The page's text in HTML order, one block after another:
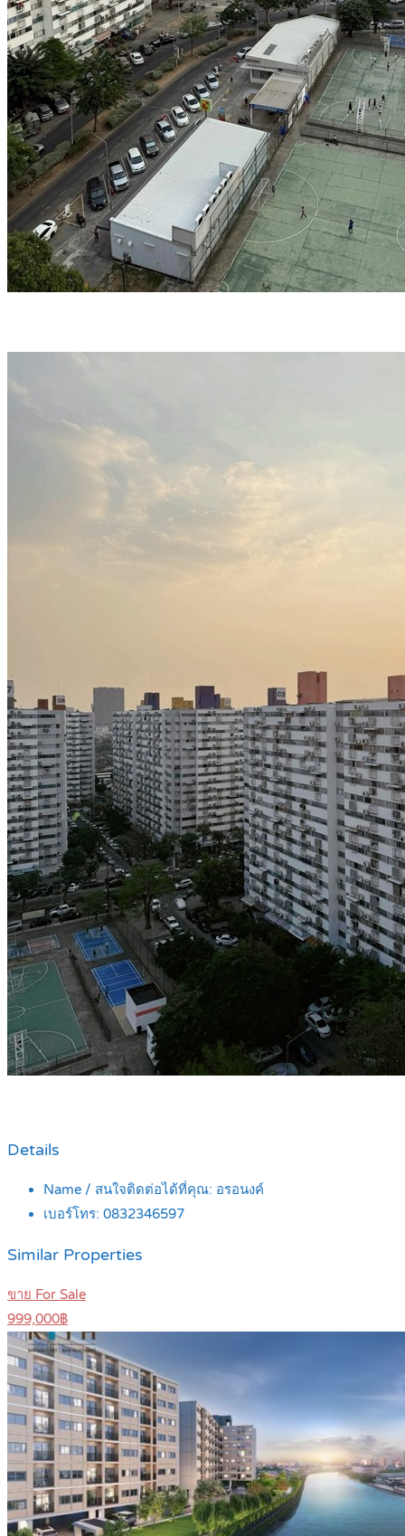
Details
Name / สนใจติดต่อได้ที่คุณ: อรอนงค์
เบอร์โทร: 0832346597
Similar Properties
ขาย For Sale
999,000฿